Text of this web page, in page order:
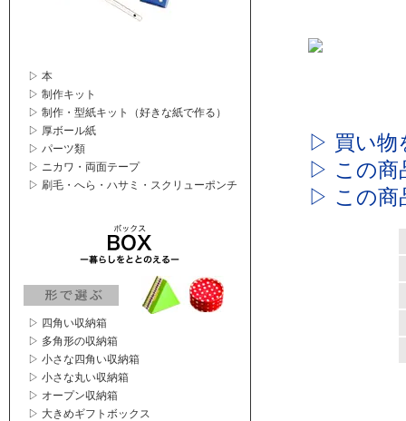
▷ 本
▷ 制作キット
▷ 制作・型紙キット（好きな紙で作る）
▷ 厚ボール紙
▷ パーツ類
▷ ニカワ・両面テープ
▷ 刷毛・へら・ハサミ・スクリューポンチ
▷ 四角い収納箱
▷ 多角形の収納箱
▷ 小さな四角い収納箱
▷ 小さな丸い収納箱
▷ オープン収納箱
▷ 大きめギフトボックス
▷ 買い物
▷ この商
▷ この商